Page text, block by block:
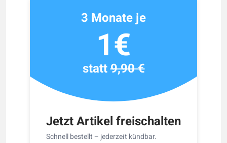
Jetzt Artikel freischalten
Schnell bestellt – jederzeit kündbar.
3 Monate je
1€
statt9,90 €